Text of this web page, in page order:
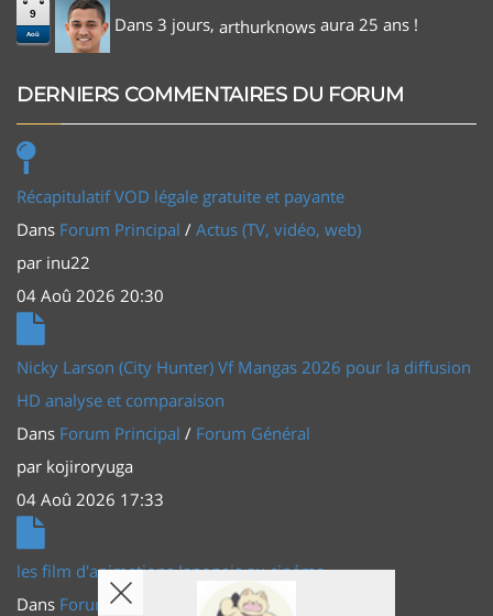
9
Aoû Dans 3 jours, arthurknows aura 25 ans !
DERNIERS COMMENTAIRES DU FORUM
Récapitulatif VOD légale gratuite et payante
Dans Forum Principal / Actus (TV, vidéo, web)
par inu22
04 Aoû 2026 20:30
Nicky Larson (City Hunter) Vf Mangas 2026 pour la diffusion
HD analyse et comparaison
Dans Forum Principal / Forum Général
par kojiroryuga
04 Aoû 2026 17:33
les film d'animations Japonais au cinéma
Dans Forum Principal Actus (TV, vidéo, web)